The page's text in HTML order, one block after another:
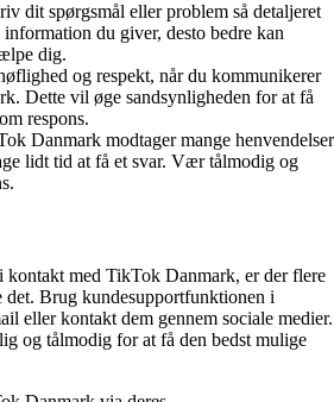
dit spørgsmål eller problem så detaljeret
du giver, desto bedre kan
dig.
og respekt, når du kommunikerer
Dette vil øge sandsynligheden for at få
respons.
Danmark modtager mange henvendelser
lidt tid at få et svar. Vær tålmodig og
kontakt med TikTok Danmark, er der flere
det. Brug kundesupportfunktionen i
eller kontakt dem gennem sociale medier.
og tålmodig for at få den bedst mulige